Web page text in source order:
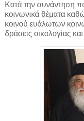
Κατά την συνάντηση
κοινωνικά θέματα
κοινού ευάλωτων
δράσεις οικολογίας